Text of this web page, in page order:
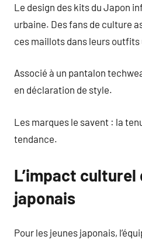
Le design des kits du Japon
urbaine. Des fans de culture
ces maillots dans leurs outfits
Associé à un pantalon
en déclaration de style.
Les marques le savent : la
tendance.
L’impact
japonais
Pour les jeunes japonais,